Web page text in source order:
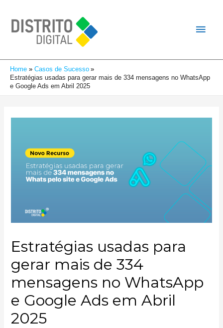
Home
Casos de Sucesso
Estratégias usadas para gerar mais de 334 mensagens no WhatsApp
e Google Ads em Abril 2025
Estratégias usadas para
gerar mais de 334
mensagens no WhatsApp
e Google Ads em Abril
2025